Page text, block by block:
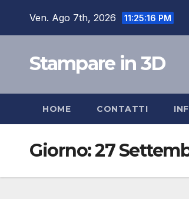
Ven. Ago 7th, 2026 11:25:17 PM
Stampare in 3D
HOME CONTATTI
Giorno:27